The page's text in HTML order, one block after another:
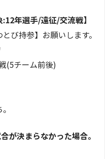
年選手/遠征/交流戦】
び持参】お願いします。
(5チーム前後)
が決まらなかった場合。